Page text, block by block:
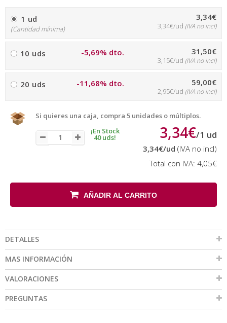
1 ud
(Cantidad mínima)
3,34€
3,34€/ud (IVA no incl)
10 uds -5,69% dto. 31,50€
3,15€/ud (IVA no incl)
20 uds -11,68% dto. 59,00€
2,95€/ud (IVA no incl)
Si quieres una caja, compra 5 unidades o múltiplos.
¡En Stock
40 uds! 3,34€/1 ud
3,34€/ud (IVA no incl)
Total con IVA: 4,05€
AÑADIR AL CARRITO
DETALLES
MAS INFORMACIÓN
VALORACIONES
PREGUNTAS